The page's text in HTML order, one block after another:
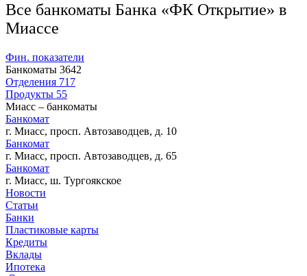
Все банкоматы Банка «ФК Открытие» в
Миассе
Фин. показатели
Банкоматы 3642
Отделения 717
Продукты 55
Миасс – банкоматы
Банкомат
г. Миасс, просп. Автозаводцев, д. 10
Банкомат
г. Миасс, просп. Автозаводцев, д. 65
Банкомат
г. Миасс, ш. Тургоякское
Новости
Статьи
Банки
Пластиковые карты
Кредиты
Вклады
Ипотека